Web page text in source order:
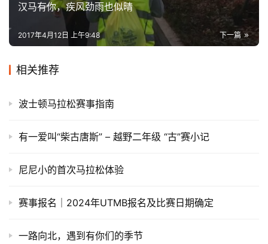
汉马有你，疾风劲雨也似晴
下一篇
2017年4月12日 上午9:48
相关推荐
波士顿马拉松赛事指南
有一爱叫“柴古唐斯” – 越野二年级 “古”赛小记
尼尼小的首次马拉松体验
赛事报名｜2024年UTMB报名及比赛日期确定
一路向北，遇到有你们的季节